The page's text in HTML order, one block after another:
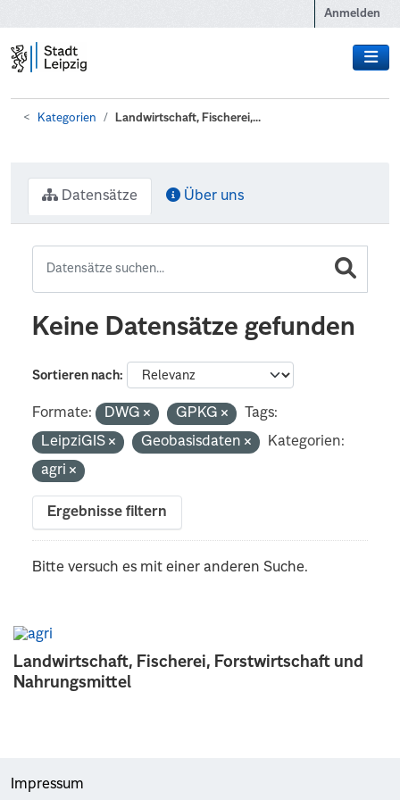
Anmelden
Kategorien Landwirtschaft, Fischerei,...
Landwirtschaft, Fischerei, Forstwirtschaft und
Nahrungsmittel
Datensätze Über uns
Keine Datensätze gefunden
Sortieren nach
Formate: DWG GPKG
Tags:
LeipziGIS
Geobasisdaten
Kategorien:
agri
Ergebnisse filtern
Bitte versuch es mit einer anderen Suche.
Impressum